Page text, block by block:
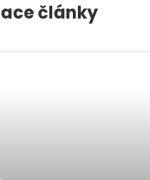
články